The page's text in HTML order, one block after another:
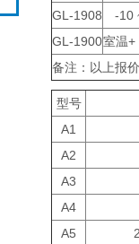
GL-1908
-10
GL-1900室温
备注：以上报
型号
A1
A2
A3
A4
A5